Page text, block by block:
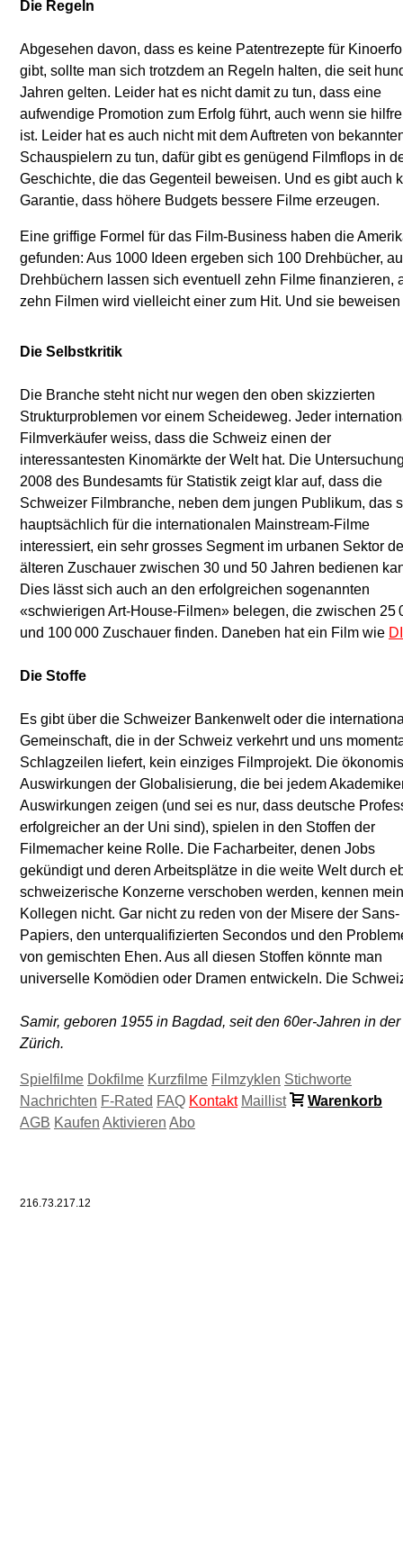
Die Regeln
Abgesehen davon, dass es keine Patentrezepte für
gibt, sollte man sich trotzdem an Regeln halten, die seit
Jahren gelten. Leider hat es nicht damit zu tun, dass eine
aufwendige Promotion zum Erfolg führt, auch wenn sie
ist. Leider hat es auch nicht mit dem Auftreten von
Schauspielern zu tun, dafür gibt es genügend Filmflops in
Geschichte, die das Gegenteil beweisen. Und es gibt auch
Garantie, dass höhere Budgets bessere Filme erzeugen.
Eine griffige Formel für das Film-Business haben die
gefunden: Aus 1000 Ideen ergeben sich 100 Drehbücher,
Drehbüchern lassen sich eventuell zehn Filme finanzieren,
zehn Filmen wird vielleicht einer zum Hit. Und sie beweisen
Die Selbstkritik
Die Branche steht nicht nur wegen den oben skizzierten
Strukturproblemen vor einem Scheideweg. Jeder
Filmverkäufer weiss, dass die Schweiz einen der
interessantesten Kinomärkte der Welt hat. Die
2008 des Bundesamts für Statistik zeigt klar auf, dass die
Schweizer Filmbranche, neben dem jungen Publikum, das
hauptsächlich für die internationalen Mainstream-Filme
interessiert, ein sehr grosses Segment im urbanen Sektor
älteren Zuschauer zwischen 30 und 50 Jahren bedienen
Dies lässt sich auch an den erfolgreichen sogenannten
«schwierigen Art-House-Filmen» belegen, die zwischen 25
und 100 000 Zuschauer finden. Daneben hat ein Film wie
Die Stoffe
Es gibt über die Schweizer Bankenwelt oder die
Gemeinschaft, die in der Schweiz verkehrt und uns
Schlagzeilen liefert, kein einziges Filmprojekt. Die
Auswirkungen der Globalisierung, die bei jedem
Auswirkungen zeigen (und sei es nur, dass deutsche
erfolgreicher an der Uni sind), spielen in den Stoffen der
Filmemacher keine Rolle. Die Facharbeiter, denen Jobs
gekündigt und deren Arbeitsplätze in die weite Welt durch
schweizerische Konzerne verschoben werden, kennen
Kollegen nicht. Gar nicht zu reden von der Misere der Sans-
Papiers, den unterqualifizierten Secondos und den
von gemischten Ehen. Aus all diesen Stoffen könnte man
universelle Komödien oder Dramen entwickeln. Die
eine revolutionäre Geschichte im 19. Jahrhundert gehabt,
nichts davon ist in den Stoffentwicklungen zu sehen.
von bürgerlichen Aufständischen wurden in der
aufgenommen und trugen dazu bei, die Industrie und
modernen Bundesstaat aufzubauen. Wie viele Stoffe
hier, um grosse Koproduktionen mit den Nachbarländern
aufzubauen? Gar nicht zu reden von all den verrückten
Samir, geboren 1955 in Bagdad, seit den 60er-Jahren in
Zürich.
Spielfilme Dokfilme Kurzfilme Filmzyklen Stichworte
Nachrichten F-Rated FAQ Kontakt Maillist
Warenkorb
AGB Kaufen Aktivieren Abo
216.73.217.12